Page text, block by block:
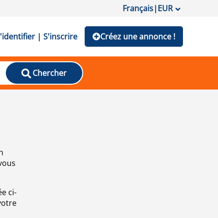
Français|EUR
| S'inscrire Créez une annonce !
Chercher
ci-